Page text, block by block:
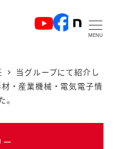
MENU
当グループにて紹介し
・産業機械・電気電子情
ー